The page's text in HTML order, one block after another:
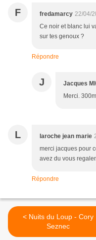
F fredamarcy 22/04/
Ce noir et blanc lui
sur tes genoux ?
Répondre
J Jacques
Merci.
L laroche jean marie
merci jacques pour
avez du vous
Répondre
< Nuits du Loup - Cory
Seznec